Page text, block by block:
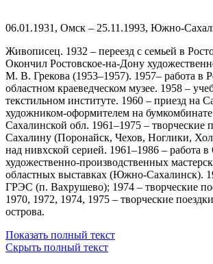
06.01.1931, Омск – 25.11.1993, Южно-
Живописец. 1932 – переезд с семьей в
Окончил Ростовское-на-Дону
М. В. Грекова (1953–1957). 1957– работа в
областном краеведческом музее. 1958 –
текстильном институте. 1960 – приезд на
художником-оформителем на
Сахалинской обл. 1961–1975 – творческие
Сахалину (Поронайск, Чехов, Ноглики,
над нивхской серией. 1961–1986 – работа
художественно-производственных
областных выставках (Южно-Сахалинск).
ГРЭС (п. Вахрушево); 1974 – творческие
1970, 1972, 1974, 1975 – творческие
острова.
Показать полный текст
Скрыть полный текст